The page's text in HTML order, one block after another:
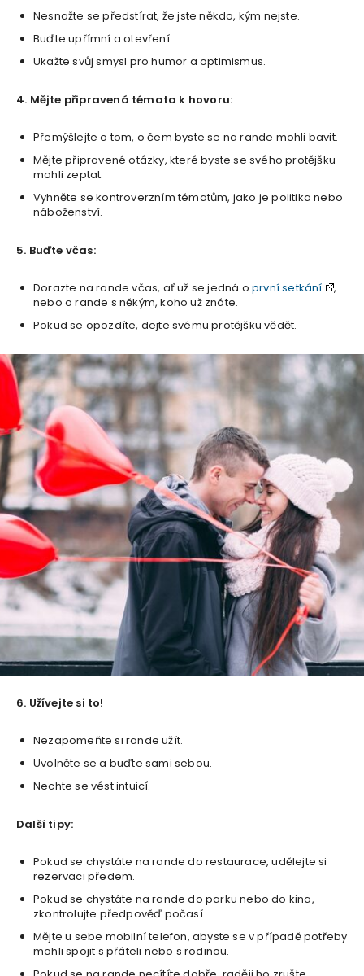
Nesnažte se předstírat, že jste někdo, kým nejste.
Buďte upřímní a otevření.
Ukažte svůj smysl pro humor a optimismus.
4. Mějte připravená témata k hovoru:
Přemýšlejte o tom, o čem byste se na rande mohli bavit.
Mějte připravené otázky, které byste se svého protějšku
mohli zeptat.
Vyhněte se kontroverzním tématům, jako je politika nebo
náboženství.
5. Buďte včas:
Dorazte na rande včas, ať už se jedná o první setkání
,
nebo o rande s někým, koho už znáte.
Pokud se opozdíte, dejte svému protějšku vědět.
6. Užívejte si to!
Nezapomeňte si rande užít.
Uvolněte se a buďte sami sebou.
Nechte se vést intuicí.
Další tipy:
Pokud se chystáte na rande do restaurace, udělejte si
rezervaci předem.
Pokud se chystáte na rande do parku nebo do kina,
zkontrolujte předpověď počasí.
Mějte u sebe mobilní telefon, abyste se v případě potřeby
mohli spojit s přáteli nebo s rodinou.